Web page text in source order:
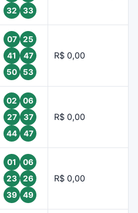
32
33
07
25
41
47
50
53
R$ 0,00
02
06
27
37
44
47
R$ 0,00
01
06
23
26
39
49
R$ 0,00